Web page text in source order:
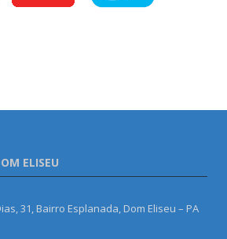
ELISEU
31, Bairro Esplanada, Dom Eliseu – PA